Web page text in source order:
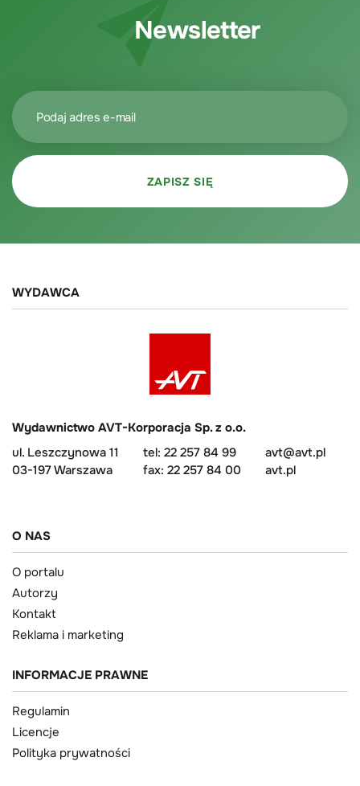
Newsletter
WYDAWCA
Wydawnictwo AVT-Korporacja Sp. z o.o.
ul. Leszczynowa 11
03-197 Warszawa
tel: 22 257 84 99
fax: 22 257 84 00
avt@avt.pl
avt.pl
O NAS
O portalu
Autorzy
Kontakt
Reklama i marketing
INFORMACJE PRAWNE
Regulamin
Licencje
Polityka prywatności